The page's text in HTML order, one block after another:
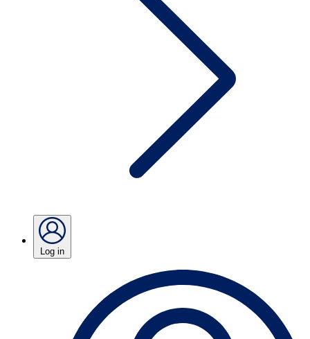
Log in